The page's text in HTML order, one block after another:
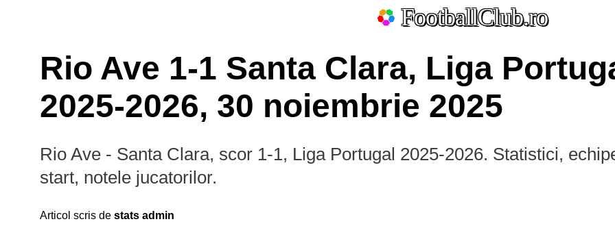
FootballClub.ro
Ousmane Dembélé
Rio Ave 1-1 Santa Clara, Liga
2025-2026, 30 noiembrie 2025
Rio Ave - Santa Clara, scor 1-1, Liga Portugal 2025-2026. Statistici,
start, notele jucatorilor.
Articol scris de stats admin